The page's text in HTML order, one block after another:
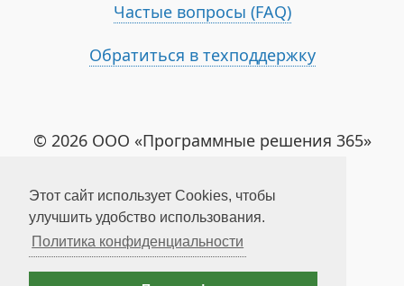
Этот сайт использует Cookies, чтобы
улучшить удобство использования.
Политика конфиденциальности
Частые вопросы (FAQ)
Обратиться в техподдержку
© 2026 ООО «Программные решения 365»
Политика конфиденциальности
Политика возвратов